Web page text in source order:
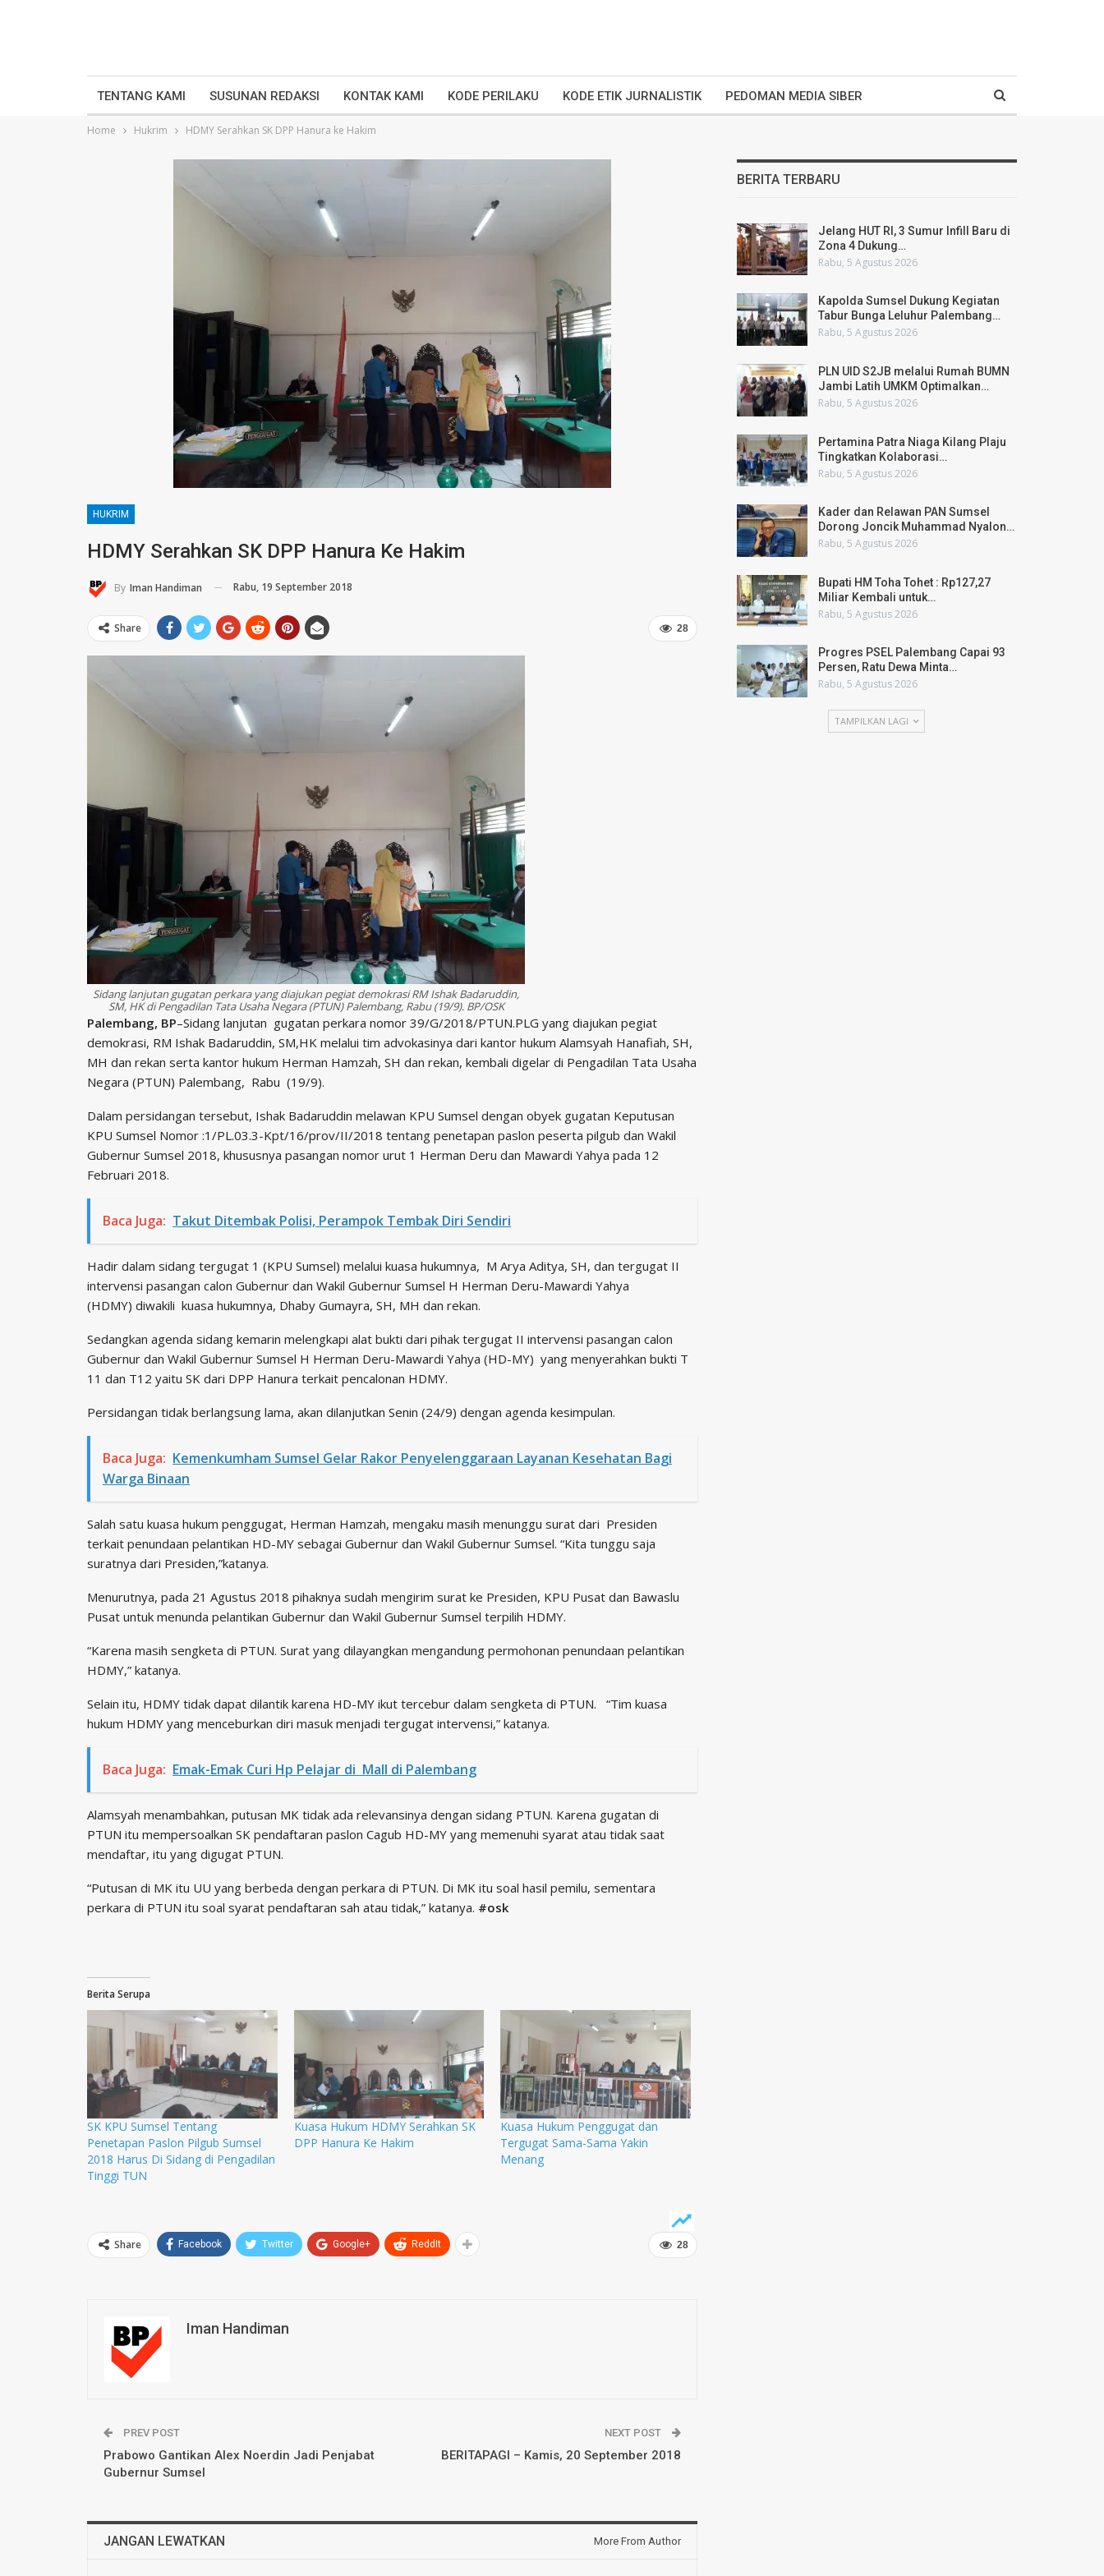
TENTANG KAMI SUSUNAN REDAKSI KONTAK KAMI KODE PERILAKU KODE ETIK JURNALISTIK PEDOMAN MEDIA SIBER
Home Hukrim HDMY Serahkan SK DPP Hanura ke Hakim
HUKRIM
HDMY Serahkan SK DPP Hanura Ke Hakim
By Iman Handiman Rabu, 19 September 2018
28
Share
Sidang lanjutan gugatan perkara yang diajukan pegiat demokrasi RM Ishak Badaruddin,
SM, HK di Pengadilan Tata Usaha Negara (PTUN) Palembang, Rabu (19/9). BP/OSK
Palembang, BP–Sidang lanjutan gugatan perkara nomor 39/G/2018/PTUN.PLG yang diajukan pegiat
demokrasi, RM Ishak Badaruddin, SM,HK melalui tim advokasinya dari kantor hukum Alamsyah Hanafiah, SH,
MH dan rekan serta kantor hukum Herman Hamzah, SH dan rekan, kembali digelar di Pengadilan Tata Usaha
Negara (PTUN) Palembang, Rabu (19/9).
Dalam persidangan tersebut, Ishak Badaruddin melawan KPU Sumsel dengan obyek gugatan Keputusan
KPU Sumsel Nomor :1/PL.03.3-Kpt/16/prov/II/2018 tentang penetapan paslon peserta pilgub dan Wakil
Gubernur Sumsel 2018, khususnya pasangan nomor urut 1 Herman Deru dan Mawardi Yahya pada 12
Februari 2018.
Baca Juga: Takut Ditembak Polisi, Perampok Tembak Diri Sendiri
Hadir dalam sidang tergugat 1 (KPU Sumsel) melalui kuasa hukumnya, M Arya Aditya, SH, dan tergugat II
intervensi pasangan calon Gubernur dan Wakil Gubernur Sumsel H Herman Deru-Mawardi Yahya
(HDMY) diwakili kuasa hukumnya, Dhaby Gumayra, SH, MH dan rekan.
Sedangkan agenda sidang kemarin melengkapi alat bukti dari pihak tergugat II intervensi pasangan calon
Gubernur dan Wakil Gubernur Sumsel H Herman Deru-Mawardi Yahya (HD-MY) yang menyerahkan bukti T
11 dan T12 yaitu SK dari DPP Hanura terkait pencalonan HDMY.
Persidangan tidak berlangsung lama, akan dilanjutkan Senin (24/9) dengan agenda kesimpulan.
Baca Juga: Kemenkumham Sumsel Gelar Rakor Penyelenggaraan Layanan Kesehatan Bagi
Warga Binaan
Salah satu kuasa hukum penggugat, Herman Hamzah, mengaku masih menunggu surat dari Presiden
terkait penundaan pelantikan HD-MY sebagai Gubernur dan Wakil Gubernur Sumsel. “Kita tunggu saja
suratnya dari Presiden,”katanya.
Menurutnya, pada 21 Agustus 2018 pihaknya sudah mengirim surat ke Presiden, KPU Pusat dan Bawaslu
Pusat untuk menunda pelantikan Gubernur dan Wakil Gubernur Sumsel terpilih HDMY.
“Karena masih sengketa di PTUN. Surat yang dilayangkan mengandung permohonan penundaan pelantikan
HDMY,” katanya.
Selain itu, HDMY tidak dapat dilantik karena HD-MY ikut tercebur dalam sengketa di PTUN. “Tim kuasa
hukum HDMY yang menceburkan diri masuk menjadi tergugat intervensi,” katanya.
Baca Juga: Emak-Emak Curi Hp Pelajar di Mall di Palembang
Alamsyah menambahkan, putusan MK tidak ada relevansinya dengan sidang PTUN. Karena gugatan di
PTUN itu mempersoalkan SK pendaftaran paslon Cagub HD-MY yang memenuhi syarat atau tidak saat
mendaftar, itu yang digugat PTUN.
“Putusan di MK itu UU yang berbeda dengan perkara di PTUN. Di MK itu soal hasil pemilu, sementara
perkara di PTUN itu soal syarat pendaftaran sah atau tidak,” katanya. #osk
Berita Serupa
SK KPU Sumsel Tentang
Penetapan Paslon Pilgub Sumsel
2018 Harus Di Sidang di Pengadilan
Tinggi TUN
Kuasa Hukum HDMY Serahkan SK
DPP Hanura Ke Hakim
Kuasa Hukum Penggugat dan
Tergugat Sama-Sama Yakin
Menang
28
Share Facebook Twitter Google+ ReddIt
Iman Handiman
PREV POST
Prabowo Gantikan Alex Noerdin Jadi Penjabat
Gubernur Sumsel
NEXT POST
BERITAPAGI – Kamis, 20 September 2018
JANGAN LEWATKAN More From Author
BERITA TERBARU
Jelang HUT RI, 3 Sumur Infill Baru di
Zona 4 Dukung…
Rabu, 5 Agustus 2026
Kapolda Sumsel Dukung Kegiatan
Tabur Bunga Leluhur Palembang…
Rabu, 5 Agustus 2026
PLN UID S2JB melalui Rumah BUMN
Jambi Latih UMKM Optimalkan…
Rabu, 5 Agustus 2026
Pertamina Patra Niaga Kilang Plaju
Tingkatkan Kolaborasi…
Rabu, 5 Agustus 2026
Kader dan Relawan PAN Sumsel
Dorong Joncik Muhammad Nyalon…
Rabu, 5 Agustus 2026
Bupati HM Toha Tohet : Rp127,27
Miliar Kembali untuk…
Rabu, 5 Agustus 2026
Progres PSEL Palembang Capai 93
Persen, Ratu Dewa Minta…
Rabu, 5 Agustus 2026
TAMPILKAN LAGI